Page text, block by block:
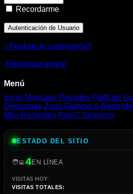
(L)Recordarme
¿Perdiste tu contraseña?
¡Regístrate ahora!
Menú
Inicio Mensajer Privados Perfil de
Descargas Zona Gaming & Retro
Más Recientes PaniC Sessions
ESTADO DEL SITIO
🧑‍💻4EN LÍNEA
VISITAS HOY:
VISITAS TOTALES: